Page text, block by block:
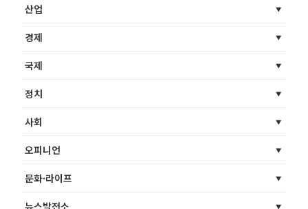
산업
경제
국제
정치
사회
오피니언
문화·라이프
뉴스발전소